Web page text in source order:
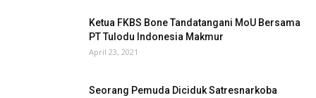
Ketua FKBS Bone Tandatangani MoU Bersama
PT Tulodu Indonesia Makmur
April 23, 2021
Seorang Pemuda Diciduk Satresnarkoba